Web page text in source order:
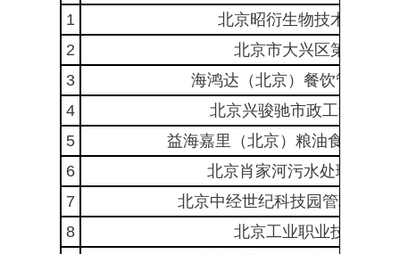
1
北京昭衍生物技术有限公
2
北京市大兴区第一中学
3
海鸿达（北京）餐饮管理有
4
北京兴骏驰市政工程有限
5
益海嘉里（北京）粮油食品工业
6
北京肖家河污水处理有限
7
北京中经世纪科技园管理股份
8
北京工业职业技术学院